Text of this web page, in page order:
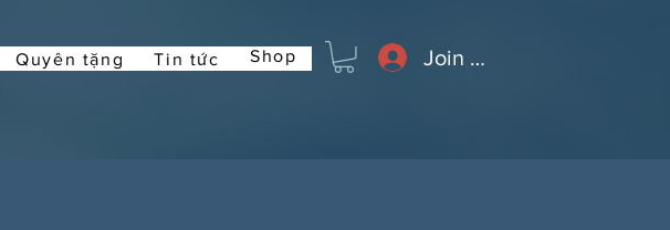
Quyên tặng Tin tức Shop Join or Log In